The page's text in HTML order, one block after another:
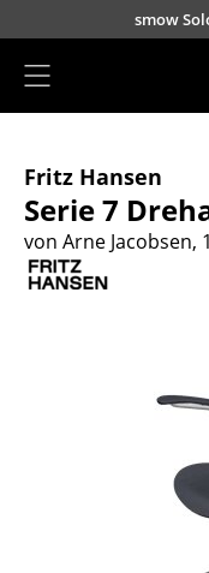
Direkt zum Inhalt
smow
Sitzmöbel
Esszimmerstühle
Sofas
Freischwinger
Fritz Hansen
Serie 7
von Arne Jacobsen,